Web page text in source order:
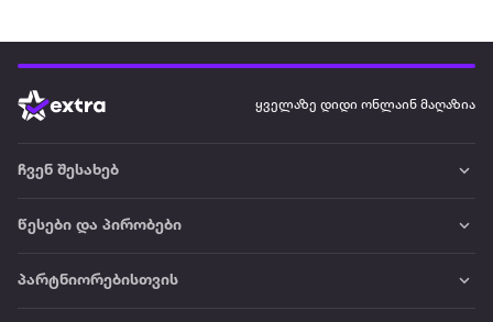
ყველაზე დიდი ონლაინ მაღაზია
ჩვენ შესახებ
წესები და პირობები
პარტნიორებისთვის